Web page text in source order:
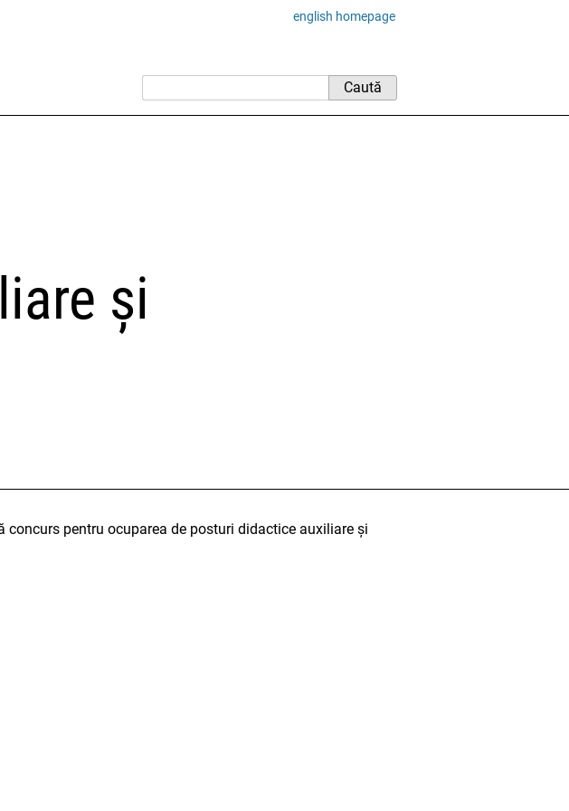
english homepage
și
concurs pentru ocuparea de posturi didactice auxiliare și